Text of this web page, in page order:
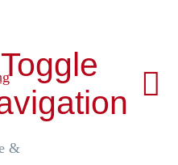
Toggle
&